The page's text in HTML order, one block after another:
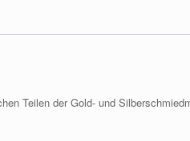
Teilen der Gold- und